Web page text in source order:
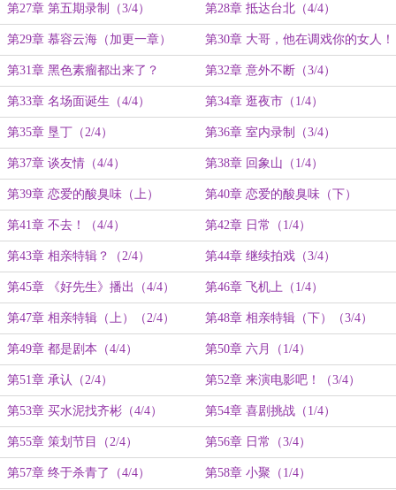
（1/4）
第27章 第五期录制（3/4） 第28章 抵达台北（4/4）
第29章 慕容云海（加更一章） 第30章 大哥，他在调戏你的女人！
（1/4）
第31章 黑色素瘤都出来了？
（2/4）
第32章 意外不断（3/4）
第33章 名场面诞生（4/4） 第34章 逛夜市（1/4）
第35章 垦丁（2/4） 第36章 室内录制（3/4）
第37章 谈友情（4/4） 第38章 回象山（1/4）
第39章 恋爱的酸臭味（上）
（2/4）
第40章 恋爱的酸臭味（下）
（3/4）
第41章 不去！（4/4） 第42章 日常（1/4）
第43章 相亲特辑？（2/4） 第44章 继续拍戏（3/4）
第45章 《好先生》播出（4/4） 第46章 飞机上（1/4）
第47章 相亲特辑（上）（2/4） 第48章 相亲特辑（下）（3/4）
第49章 都是剧本（4/4） 第50章 六月（1/4）
第51章 承认（2/4） 第52章 来演电影吧！（3/4）
第53章 买水泥找齐彬（4/4） 第54章 喜剧挑战（1/4）
第55章 策划节目（2/4） 第56章 日常（3/4）
第57章 终于杀青了（4/4） 第58章 小聚（1/4）